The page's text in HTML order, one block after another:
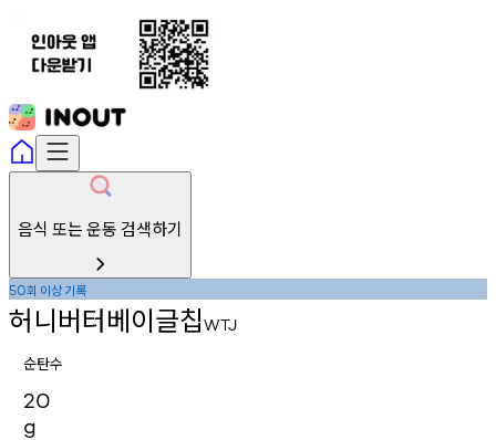
음식 또는 운동 검색하기
50회 이상기록
허니버터베이글칩WTJ
순탄수
20
g